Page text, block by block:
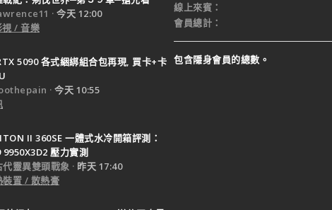
今天 12:00
/ 音樂
5090 各式綑綁組合包再現, 買卡+卡
今天 10:55
II 360SE 一體式水冷開箱評測：
9950X3D2 壓力實測
靈異雙頭戰象
昨天 17:40
裝置 / 散熱膏
線上來賓
會員總計
包含隱身會員的總數。